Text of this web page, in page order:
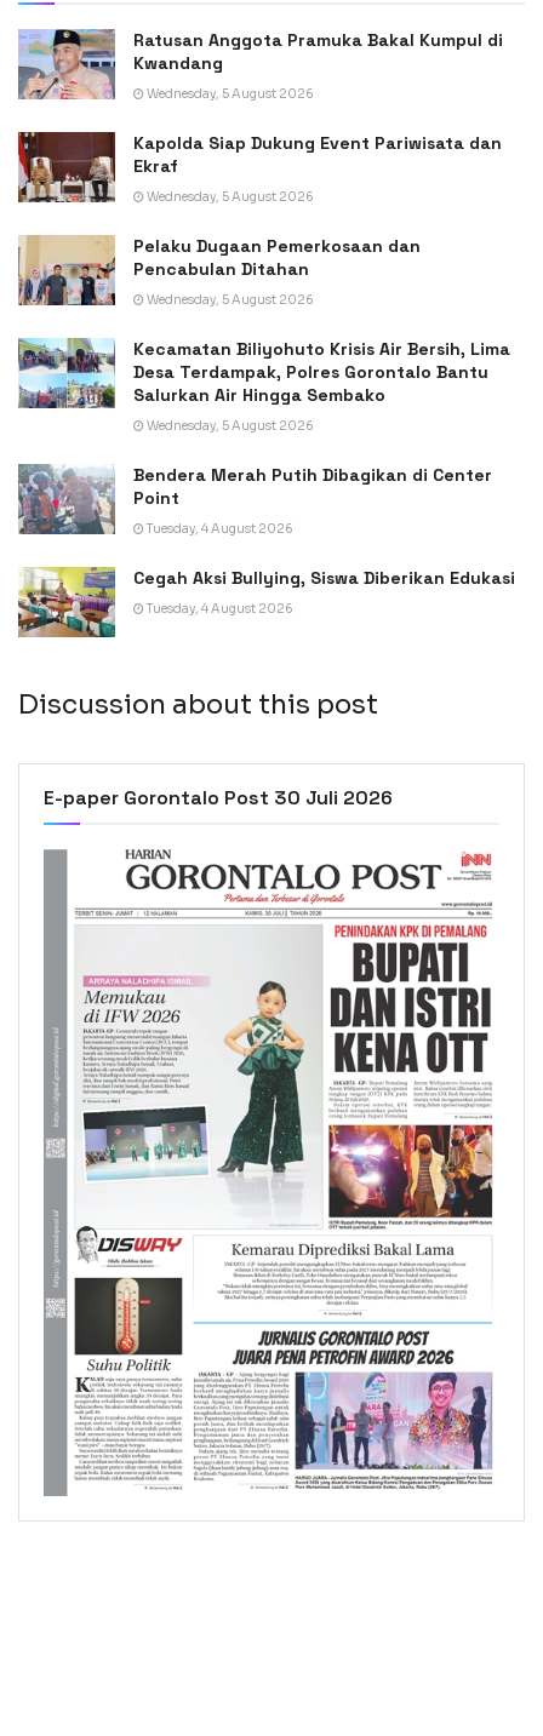
Ratusan Anggota Pramuka Bakal Kumpul di
Kwandang
Wednesday, 5 August 2026
Kapolda Siap Dukung Event Pariwisata dan
Ekraf
Wednesday, 5 August 2026
Pelaku Dugaan Pemerkosaan dan
Pencabulan Ditahan
Wednesday, 5 August 2026
Kecamatan Biliyohuto Krisis Air Bersih, Lima
Desa Terdampak, Polres Gorontalo Bantu
Salurkan Air Hingga Sembako
Wednesday, 5 August 2026
Bendera Merah Putih Dibagikan di Center
Point
Tuesday, 4 August 2026
Cegah Aksi Bullying, Siswa Diberikan Edukasi
Tuesday, 4 August 2026
Discussion about this post
E-paper Gorontalo Post 30 Juli 2026